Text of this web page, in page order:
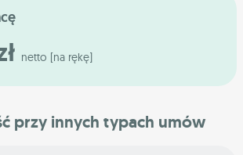
netto [na rękę]
przy innych typach umów